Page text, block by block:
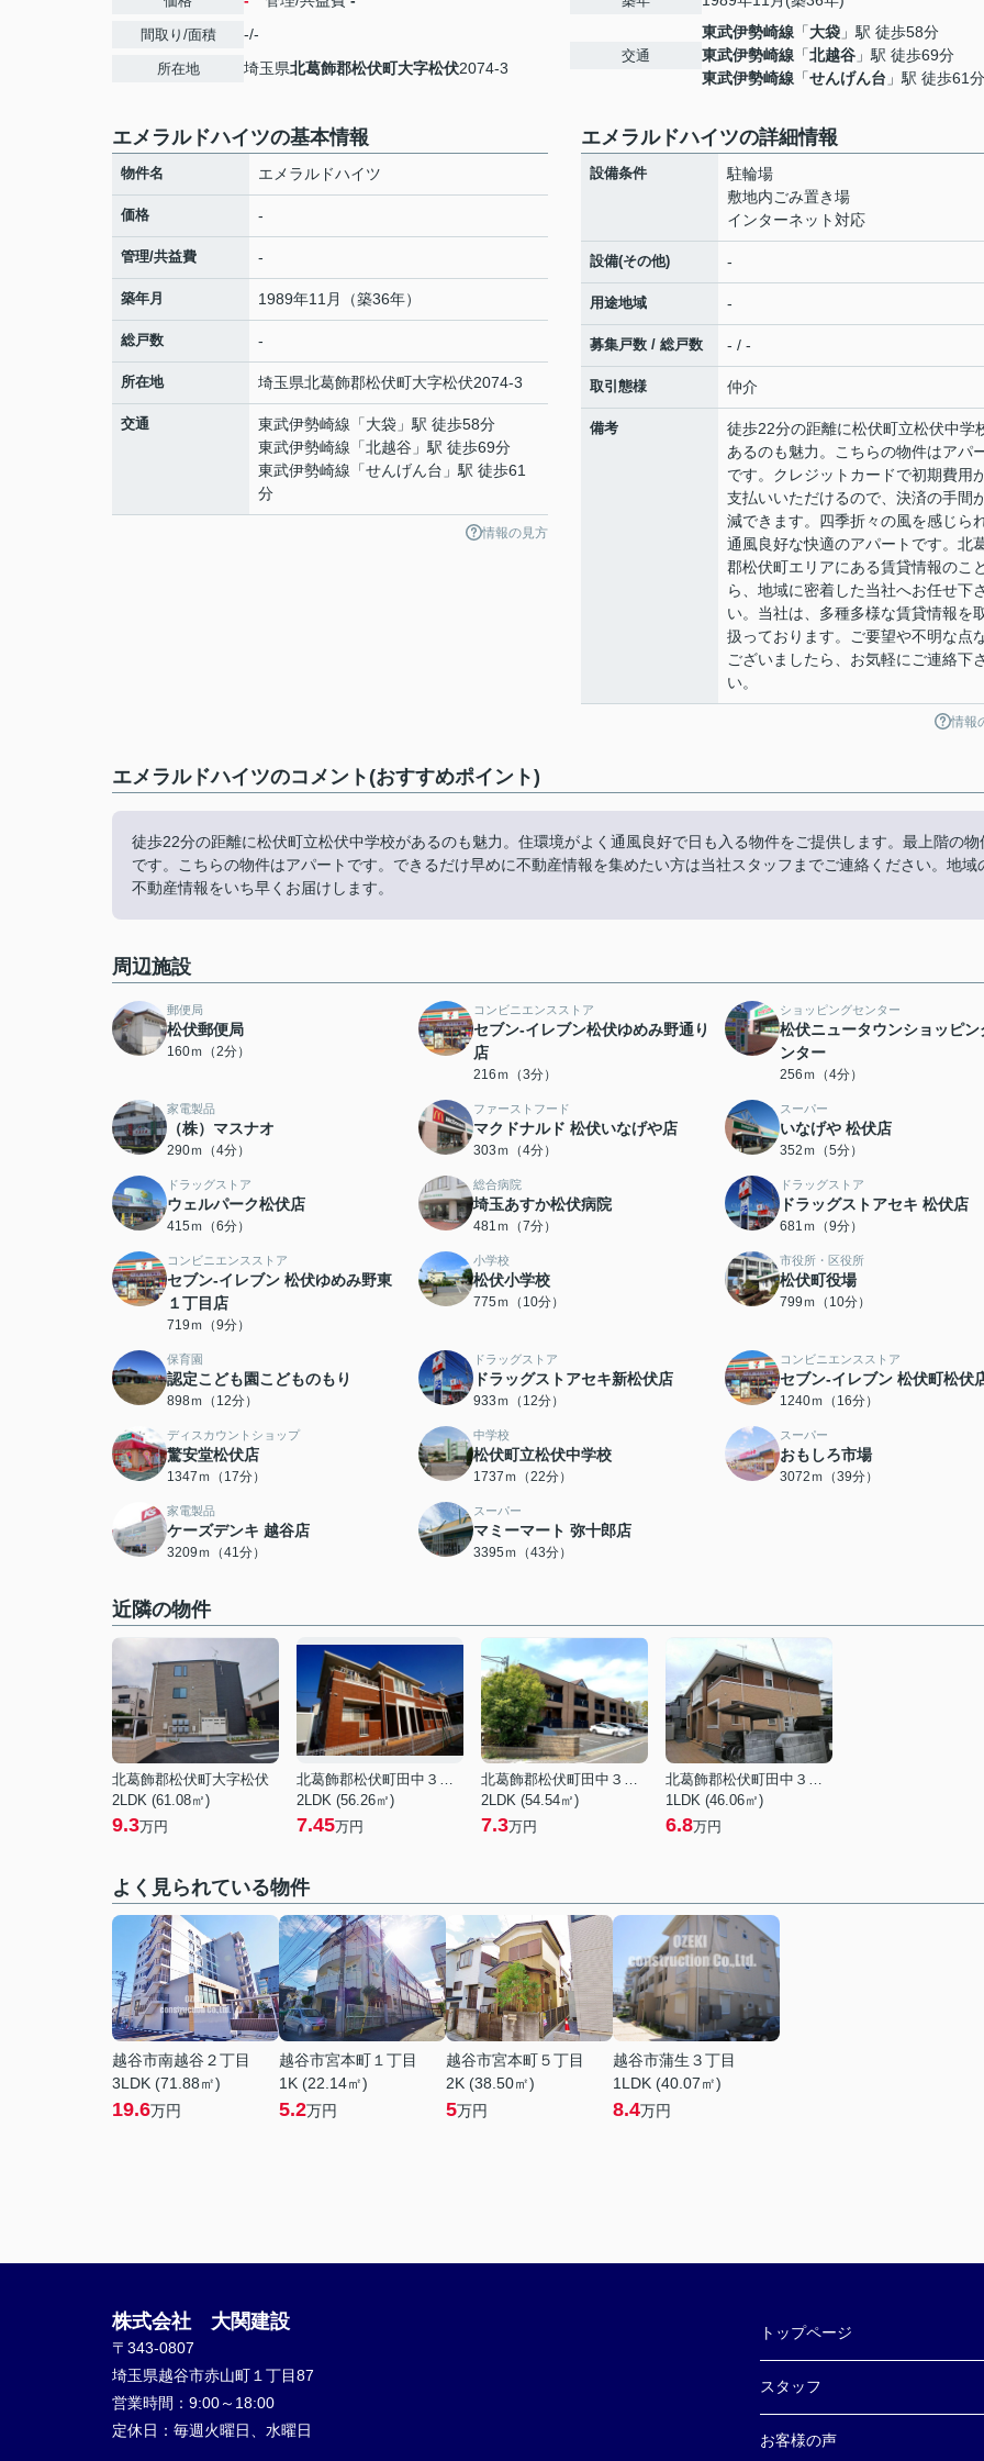
間取り/面積 -/-
所在地 埼玉県北葛飾郡松伏町大字松伏2074-3
交通
東武伊勢崎線 「大袋 」駅 徒歩58分
東武伊勢崎線 「北越谷 」駅 徒歩69分
東武伊勢崎線 「せんげん台 」駅 徒歩61分
エメラルドハイツの基本情報
物件名 エメラルドハイツ
価格 -
管理/共益費 -
築年月 1989年11月（築36年）
総戸数 -
所在地 埼玉県北葛飾郡松伏町大字松伏2074-3
交通 東武伊勢崎線 「大袋 」駅 徒歩58分
東武伊勢崎線 「北越谷 」駅 徒歩69分
東武伊勢崎線 「せんげん台 」駅 徒歩61
分
情報の見方
エメラルドハイツの詳細情報
設備条件
駐輪場
敷地内ごみ置き場
インターネット対応
設備(その他) -
用途地域 -
募集戸数 / 総戸数 - / -
取引態様 仲介
備考
徒歩22分の距離に松伏町立松伏中学
あるのも魅力。こちらの物件はアパ
です。クレジットカードで初期費用
支払いいただけるので、決済の手間
減できます。四季折々の風を感じら
通風良好な快適のアパートです。北
郡松伏町エリアにある賃貸情報のこ
ら、地域に密着した当社へお任せ下
い。当社は、多種多様な賃貸情報を
扱っております。ご要望や不明な点
ございましたら、お気軽にご連絡下
い。
情報
エメラルドハイツのコメント(おすすめポイント)
徒歩22分の距離に松伏町立松伏中学校があるのも魅力。住環境がよく通風良好で日も入る物件をご提供します。最上階の物
です。こちらの物件はアパートです。できるだけ早めに不動産情報を集めたい方は当社スタッフまでご連絡ください。地域
不動産情報をいち早くお届けします。
周辺施設
郵便局
松伏郵便局
160ｍ（2分）
コンビニエンスストア
セブン-イレブン松伏ゆめみ野通り
店
216ｍ（3分）
ショッピングセンター
松伏ニュータウンショッピン
ンター
256ｍ（4分）
家電製品
（株）マスナオ
290ｍ（4分）
ファーストフード
マクドナルド 松伏いなげや店
303ｍ（4分）
スーパー
いなげや 松伏店
352ｍ（5分）
ドラッグストア
ウェルパーク松伏店
415ｍ（6分）
総合病院
埼玉あすか松伏病院
481ｍ（7分）
ドラッグストア
ドラッグストアセキ 松伏店
681ｍ（9分）
コンビニエンスストア
セブン‐イレブン 松伏ゆめみ野東
１丁目店
719ｍ（9分）
小学校
松伏小学校
775ｍ（10分）
市役所・区役所
松伏町役場
799ｍ（10分）
保育園
認定こども園こどものもり
898ｍ（12分）
ドラッグストア
ドラッグストアセキ新松伏店
933ｍ（12分）
コンビニエンスストア
セブン‐イレブン 松伏町松伏
1240ｍ（16分）
ディスカウントショップ
驚安堂松伏店
1347ｍ（17分）
中学校
松伏町立松伏中学校
1737ｍ（22分）
スーパー
おもしろ市場
3072ｍ（39分）
家電製品
ケーズデンキ 越谷店
3209ｍ（41分）
スーパー
マミーマート 弥十郎店
3395ｍ（43分）
近隣の物件
北葛飾郡松伏町大字松伏
2LDK (61.08㎡)
9.3万円
北葛飾郡松伏町田中３丁目
2LDK (56.26㎡)
7.45万円
北葛飾郡松伏町田中３丁目
2LDK (54.54㎡)
7.3万円
北葛飾郡松伏町田中３丁目
1LDK (46.06㎡)
6.8万円
よく見られている物件
越谷市南越谷２丁目
3LDK (71.88㎡)
19.6万円
越谷市宮本町１丁目
1K (22.14㎡)
5.2万円
越谷市宮本町５丁目
2K (38.50㎡)
5万円
越谷市蒲生３丁目
1LDK (40.07㎡)
8.4万円
株式会社 大関建設
〒343-0807
埼玉県越谷市赤山町１丁目87
営業時間： 9:00～18:00
定休日： 毎週火曜日、水曜日
トップページ
スタッフ
お客様の声